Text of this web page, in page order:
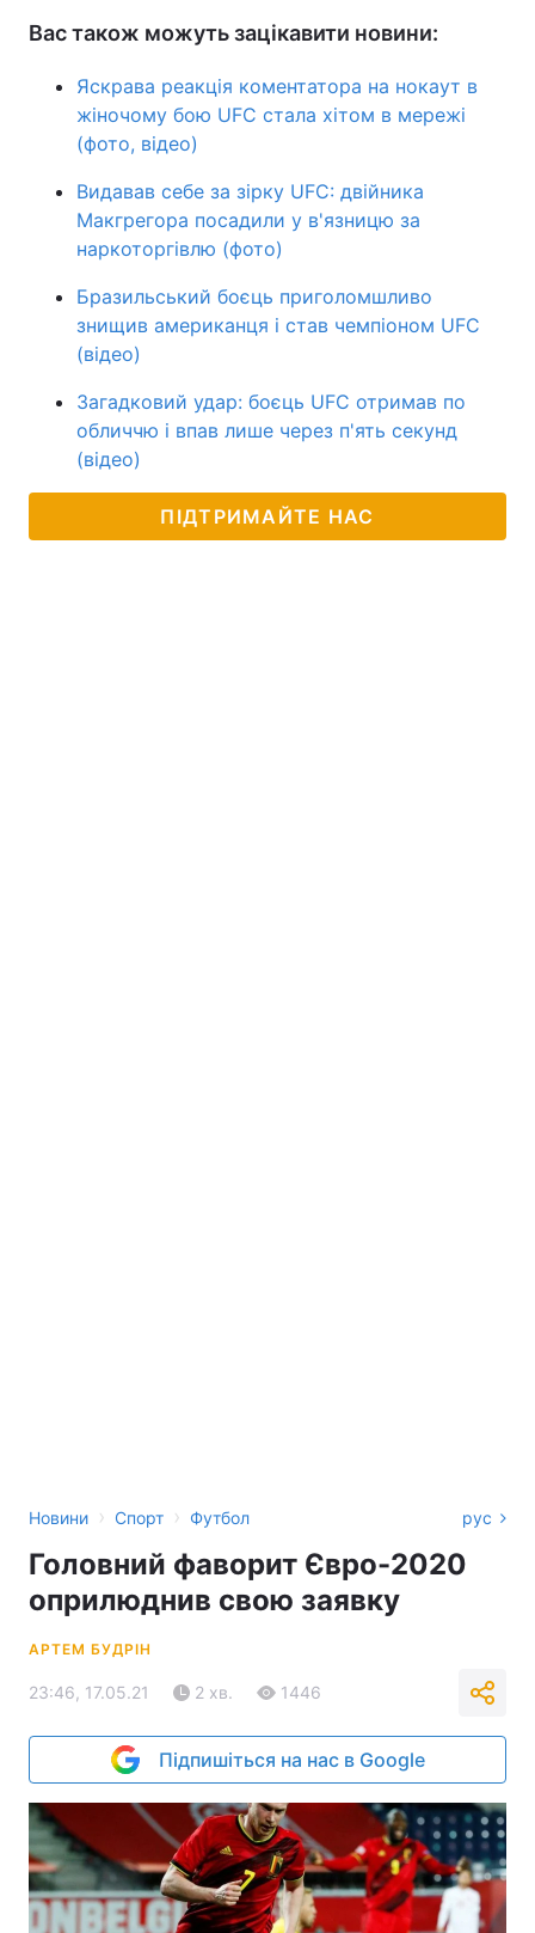
Вас також можуть зацікавити новини:
Яскрава реакція коментатора на нокаут в
жіночому бою UFC стала хітом в мережі
(фото, відео)
Видавав себе за зірку UFC: двійника
Макгрегора посадили у в'язницю за
наркоторгівлю (фото)
Бразильський боєць приголомшливо
знищив американця і став чемпіоном UFC
(відео)
Загадковий удар: боєць UFC отримав по
обличчю і впав лише через п'ять секунд
(відео)
ПІДТРИМАЙТЕ НАС
Новини › Спорт › Футбол рус
Головний фаворит Євро-2020
оприлюднив свою заявку
АРТЕМ БУДРІН
23:46, 17.05.21 2 хв. 1446
Підпишіться на нас в Google